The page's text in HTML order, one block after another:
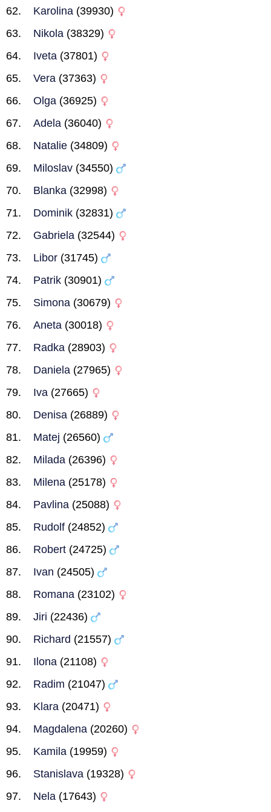
Karolina (39930)
Nikola (38329)
Iveta (37801)
Vera (37363)
Olga (36925)
Adela (36040)
Natalie (34809)
Miloslav (34550)
Blanka (32998)
Dominik (32831)
Gabriela (32544)
Libor (31745)
Patrik (30901)
Simona (30679)
Aneta (30018)
Radka (28903)
Daniela (27965)
Iva (27665)
Denisa (26889)
Matej (26560)
Milada (26396)
Milena (25178)
Pavlina (25088)
Rudolf (24852)
Robert (24725)
Ivan (24505)
Romana (23102)
Jiri (22436)
Richard (21557)
Ilona (21108)
Radim (21047)
Klara (20471)
Magdalena (20260)
Kamila (19959)
Stanislava (19328)
Nela (17643)